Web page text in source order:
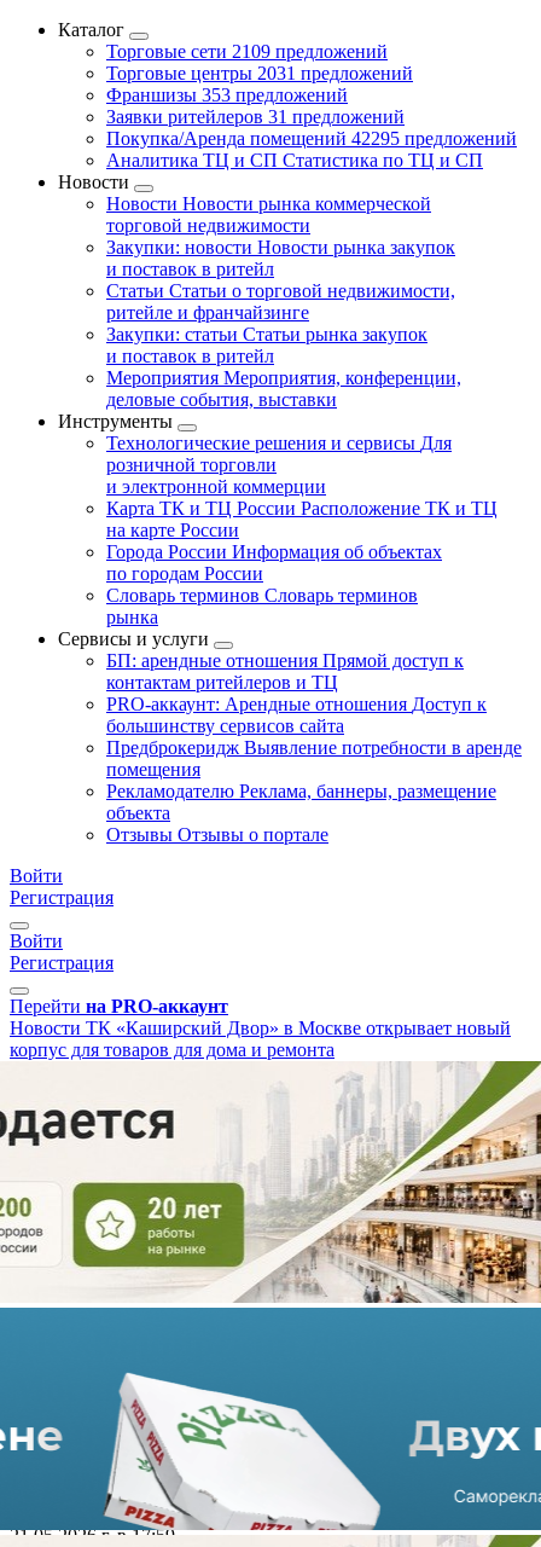
Каталог
Торговые сети 2109 предложений
Торговые центры 2031 предложений
Франшизы 353 предложений
Заявки ритейлеров 31 предложений
Покупка/Аренда помещений 42295 предложений
Аналитика ТЦ и СП Статистика по ТЦ и СП
Новости
Новости Новости рынка коммерческой
торговой недвижимости
Закупки: новости Новости рынка закупок
и поставок в ритейл
Статьи Статьи о торговой недвижимости,
ритейле и франчайзинге
Закупки: статьи Статьи рынка закупок
и поставок в ритейл
Мероприятия Мероприятия, конференции,
деловые события, выставки
Инструменты
Технологические решения и сервисы Для
розничной торговли
и электронной коммерции
Карта ТК и ТЦ России Расположение ТК и ТЦ
на карте России
Города России Информация об объектах
по городам России
Словарь терминов Словарь терминов
рынка
Сервисы и услуги
БП: арендные отношения Прямой доступ к
контактам ритейлеров и ТЦ
PRO-аккаунт: Арендные отношения Доступ к
большинству сервисов сайта
Предброкеридж Выявление потребности в аренде
помещения
Рекламодателю Реклама, баннеры, размещение
объекта
Отзывы Отзывы о портале
Войти
Регистрация
Войти
Регистрация
Перейти на PRO-аккаунт
Новости ТК «Каширский Двор» в Москве открывает новый
корпус для товаров для дома и ремонта
Москве открывает новый
корпус для товаров для дома
и ремонта